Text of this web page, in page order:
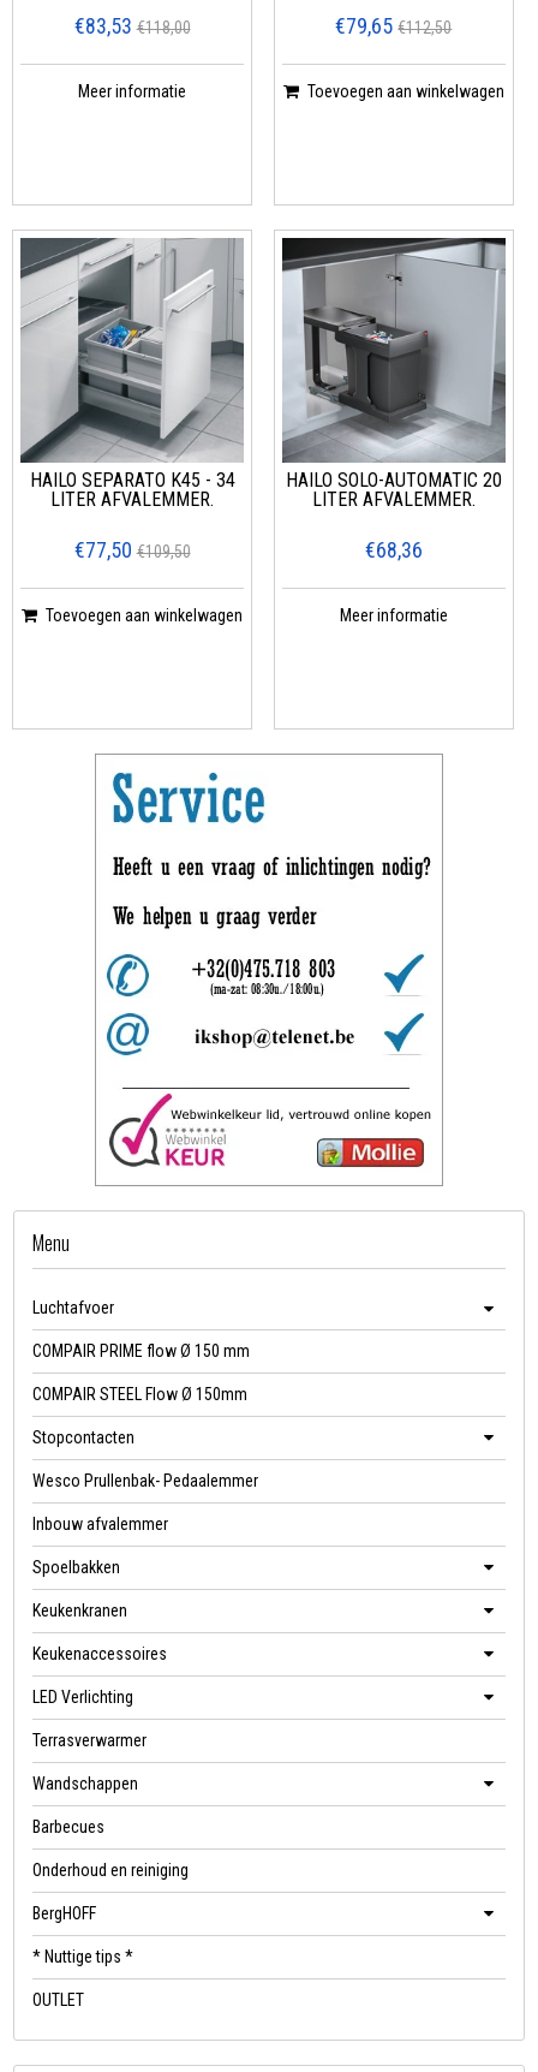
€83,53 €118,00
Meer informatie
€79,65 €112,50
Toevoegen aan winkelwagen
HAILO SEPARATO K45 - 34
LITER AFVALEMMER.
€77,50 €109,50
Toevoegen aan winkelwagen
HAILO SOLO-AUTOMATIC 20
LITER AFVALEMMER.
€68,36
Meer informatie
Menu
Luchtafvoer
COMPAIR PRIME flow Ø 150 mm
COMPAIR STEEL Flow Ø 150mm
Stopcontacten
Wesco Prullenbak- Pedaalemmer
Inbouw afvalemmer
Spoelbakken
Keukenkranen
Keukenaccessoires
LED Verlichting
Terrasverwarmer
Wandschappen
Barbecues
Onderhoud en reiniging
BergHOFF
* Nuttige tips *
OUTLET